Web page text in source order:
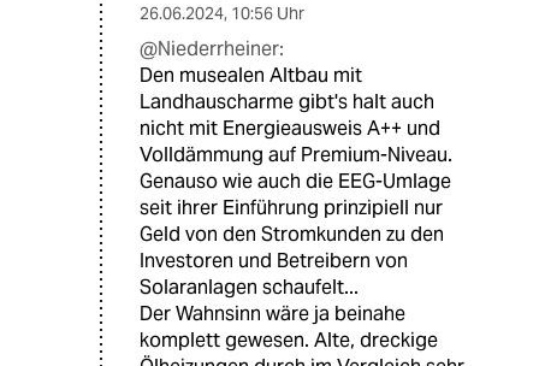
26.06.2024, 10:56 Uhr
@Niederrheiner:
Den musealen Altbau mit
Landhauscharme gibt's halt auch
nicht mit Energieausweis A++ und
Volldämmung auf Premium-Niveau.
Genauso wie auch die EEG-Umlage
seit ihrer Einführung prinzipiell nur
Geld von den Stromkunden zu den
Investoren und Betreibern von
Solaranlagen schaufelt...
Der Wahnsinn wäre ja beinahe
komplett gewesen. Alte, dreckige